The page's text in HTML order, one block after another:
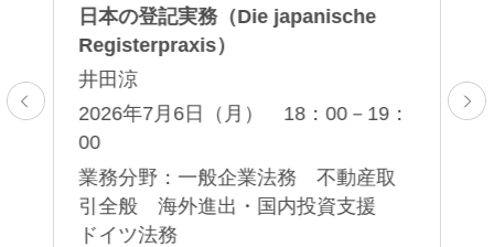
日本の登記実務（Die japanische
Registerpraxis）
井田涼
2026年7月6日（月） 18：00－19：
00
業務分野：一般企業法務 不動産取
引全般 海外進出・国内投資支援
ドイツ法務